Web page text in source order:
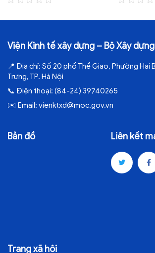
Viện Kinh tế xây dựng – Bộ Xây dựng
📍 Địa chỉ: Số 20 phố Thể Giao, Phường Hai
Trưng, TP. Hà Nội
📞 Điện thoại: (84-24) 39740265
✉️ Email: vienktxd@moc.gov.vn
Bản đồ Liên kết
Trang xã hội